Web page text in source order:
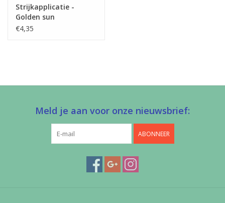
Strijkapplicatie -
Golden sun
€4,35
Meld je aan voor onze nieuwsbrief:
ABONNEER